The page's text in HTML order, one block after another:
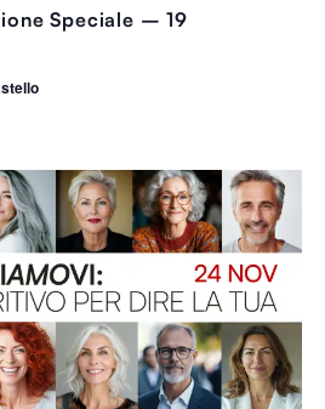
Speciale – 19